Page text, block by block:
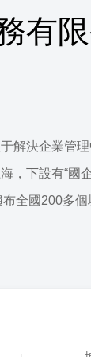
有
解決企業管
，下設有“國
布全國200多個